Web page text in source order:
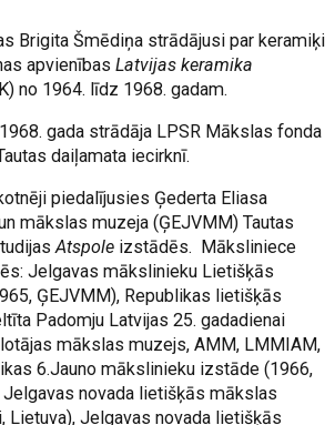
Brigita Šmēdiņa strādājusi par keramiķi
apvienības Latvijas keramika
no 1964. līdz 1968. gadam.
gada strādāja LPSR Mākslas fonda
daiļamata iecirknī.
piedalījusies Ģederta Eliasa
mākslas muzeja (ĢEJVMM) Tautas
Atspole izstādēs. Māksliniece
Jelgavas mākslinieku Lietišķās
ĢEJVMM), Republikas lietišķās
Padomju Latvijas 25. gadadienai
mākslas muzejs, AMM, LMMIAM,
6.Jauno mākslinieku izstāde (1966,
Jelgavas novada lietišķās mākslas
Lietuva), Jelgavas novada lietišķās